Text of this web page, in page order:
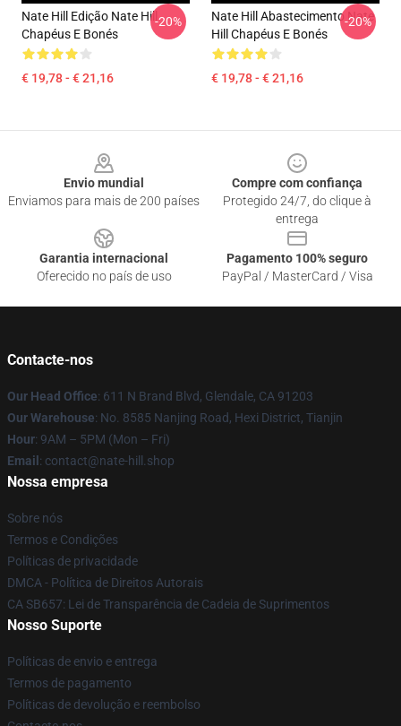
Nate Hill Edição Nate Hill
Chapéus E Bonés
€ 19,78 - € 21,16
-20%
Nate Hill Abastecimento Nate
Hill Chapéus E Bonés
€ 19,78 - € 21,16
-20%
Envio mundial
Enviamos para mais de 200 países
Compre com confiança
Protegido 24/7, do clique à
entrega
Garantia internacional
Oferecido no país de uso
Pagamento 100% seguro
PayPal / MasterCard / Visa
Contacte-nos
Our Head Office: 611 N Brand Blvd, Glendale, CA 91203
Our Warehouse: No. 8585 Nanjing Road, Hexi District, Tianjin
Hour: 9AM – 5PM (Mon – Fri)
Email : contact@nate-hill.shop
Nossa empresa
Sobre nós
Termos e Condições
Políticas de privacidade
DMCA - Política de Direitos Autorais
CA SB657: Lei de Transparência de Cadeia de Suprimentos
Nosso Suporte
Políticas de envio e entrega
Termos de pagamento
Políticas de devolução e reembolso